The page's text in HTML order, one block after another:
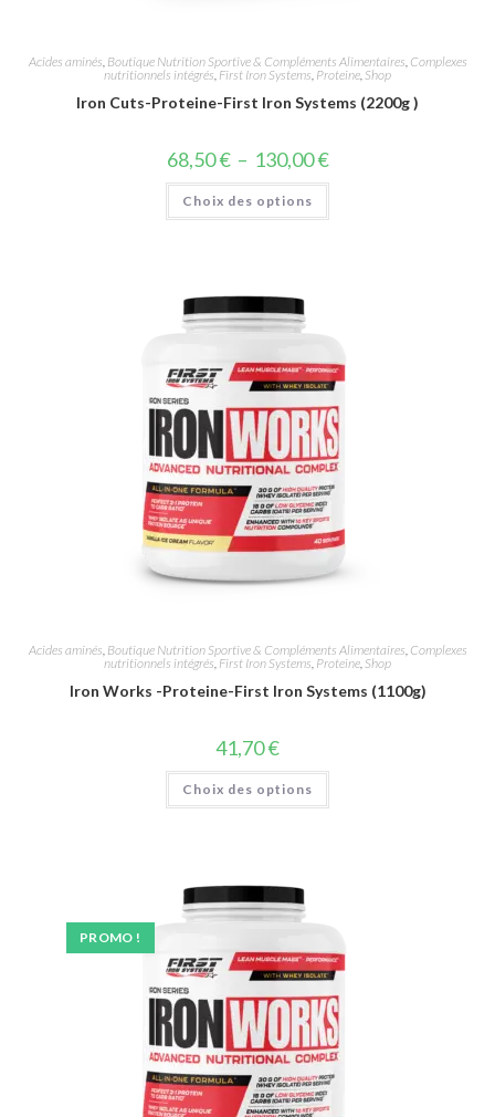
Acides aminés Boutique Nutrition Sportive & Compléments Alimentaires Complexes
nutritionnels intégrés, First Iron Systems Proteine Shop
Iron Cuts-Proteine-First Iron Systems (2200g )
68,50€ – 130,00€
Choix des options
Acides aminés, Boutique Nutrition Sportive & Compléments Alimentaires, Complexes
nutritionnels intégrés, First Iron Systems, Proteine, Shop
Iron Works -Proteine-First Iron Systems (1100g)
41,70€
Choix des options
PROMO !